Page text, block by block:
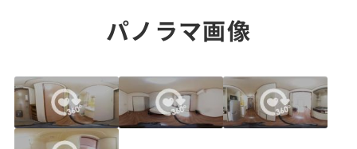
パノラマ画像